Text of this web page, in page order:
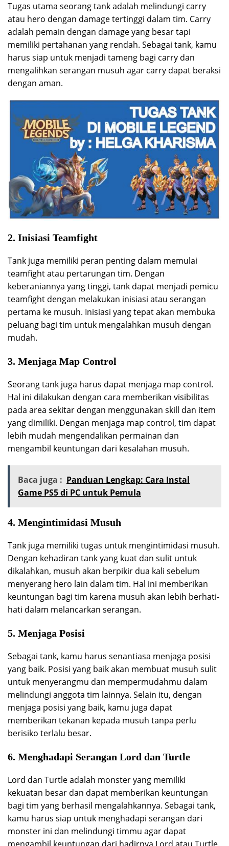
Tugas utama seorang tank adalah melindungi carry
atau hero dengan damage tertinggi dalam tim. Carry
adalah pemain dengan damage yang besar tapi
memiliki pertahanan yang rendah. Sebagai tank, kamu
harus siap untuk menjadi tameng bagi carry dan
mengalihkan serangan musuh agar carry dapat beraksi
dengan aman.
2. Inisiasi Teamfight
Tank juga memiliki peran penting dalam memulai
teamfight atau pertarungan tim. Dengan
keberaniannya yang tinggi, tank dapat menjadi pemicu
teamfight dengan melakukan inisiasi atau serangan
pertama ke musuh. Inisiasi yang tepat akan membuka
peluang bagi tim untuk mengalahkan musuh dengan
mudah.
3. Menjaga Map Control
Seorang tank juga harus dapat menjaga map control.
Hal ini dilakukan dengan cara memberikan visibilitas
pada area sekitar dengan menggunakan skill dan item
yang dimiliki. Dengan menjaga map control, tim dapat
lebih mudah mengendalikan permainan dan
mengambil keuntungan dari kesalahan musuh.
Baca juga : Panduan Lengkap: Cara Instal
Game PS5 di PC untuk Pemula
4. Mengintimidasi Musuh
Tank juga memiliki tugas untuk mengintimidasi musuh.
Dengan kehadiran tank yang kuat dan sulit untuk
dikalahkan, musuh akan berpikir dua kali sebelum
menyerang hero lain dalam tim. Hal ini memberikan
keuntungan bagi tim karena musuh akan lebih berhati-
hati dalam melancarkan serangan.
5. Menjaga Posisi
Sebagai tank, kamu harus senantiasa menjaga posisi
yang baik. Posisi yang baik akan membuat musuh sulit
untuk menyerangmu dan mempermudahmu dalam
melindungi anggota tim lainnya. Selain itu, dengan
menjaga posisi yang baik, kamu juga dapat
memberikan tekanan kepada musuh tanpa perlu
berisiko terlalu besar.
6. Menghadapi Serangan Lord dan Turtle
Lord dan Turtle adalah monster yang memiliki
kekuatan besar dan dapat memberikan keuntungan
bagi tim yang berhasil mengalahkannya. Sebagai tank,
kamu harus siap untuk menghadapi serangan dari
monster ini dan melindungi timmu agar dapat
mengambil keuntungan dari hadirnya Lord atau Turtle.